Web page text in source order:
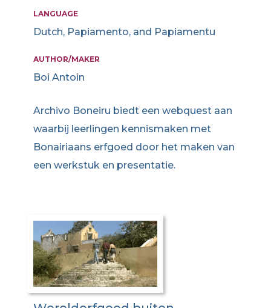
LANGUAGE
Dutch, Papiamento, and Papiamentu
AUTHOR/MAKER
Boi Antoin
Archivo Boneiru biedt een webquest aan
waarbij leerlingen kennismaken met
Bonairiaans erfgoed door het maken van
een werkstuk en presentatie.